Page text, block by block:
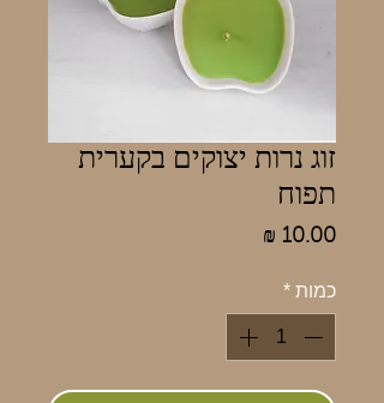
זוג נרות יצוקים בקערית
תפוח
כמות *